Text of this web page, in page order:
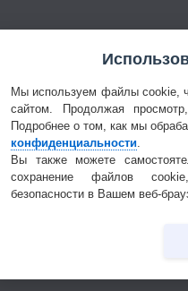
Мы используем файлы cookie,
сайтом. Продолжая
Подробнее о том, как мы
конфиденциальности
Вы также можете
сохранение файлов
безопасности в Вашем веб-